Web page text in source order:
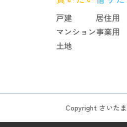
戸建
マンション
土地
居住用
事業用
Copyright さいた